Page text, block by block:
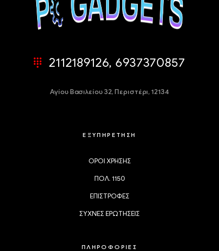
2112189126, 6937370857
Αγίου Βασιλείου 32, Περιστέρι, 12134
ΕΞΥΠΗΡΕΤΗΣΗ
ΟΡΟΙ ΧΡΗΣΗΣ
ΠΟΛ. 1150
ΕΠΙΣΤΡΟΦΕΣ
ΣΥΧΝΕΣ ΕΡΩΤΗΣΕΙΣ
ΠΛΗΡΟΦΟΡΙΕΣ